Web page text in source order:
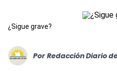
¿Sigue grave?
Por Redacción Diario